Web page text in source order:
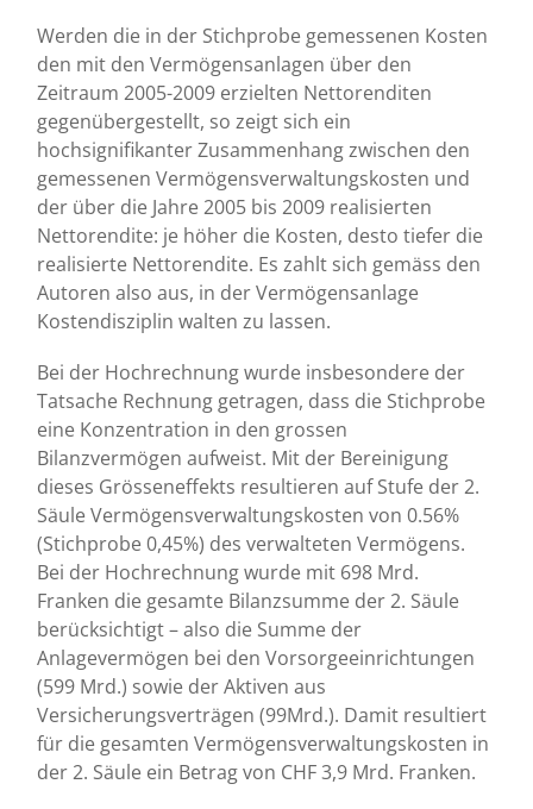
Werden die in der Stichprobe gemessenen Kosten
den mit den Vermögensanlagen über den
Zeitraum 2005-2009 erzielten Nettorenditen
gegenübergestellt, so zeigt sich ein
hochsignifikanter Zusammenhang zwischen den
gemessenen Vermögensverwaltungskosten und
der über die Jahre 2005 bis 2009 realisierten
Nettorendite: je höher die Kosten, desto tiefer die
realisierte Nettorendite. Es zahlt sich gemäss den
Autoren also aus, in der Vermögensanlage
Kostendisziplin walten zu lassen.
Bei der Hochrechnung wurde insbesondere der
Tatsache Rechnung getragen, dass die Stichprobe
eine Konzentration in den grossen
Bilanzvermögen aufweist. Mit der Bereinigung
dieses Grösseneffekts resultieren auf Stufe der 2.
Säule Vermögensverwaltungskosten von 0.56%
(Stichprobe 0,45%) des verwalteten Vermögens.
Bei der Hochrechnung wurde mit 698 Mrd.
Franken die gesamte Bilanzsumme der 2. Säule
berücksichtigt – also die Summe der
Anlagevermögen bei den Vorsorgeeinrichtungen
(599 Mrd.) sowie der Aktiven aus
Versicherungsverträgen (99Mrd.). Damit resultiert
für die gesamten Vermögensverwaltungskosten in
der 2. Säule ein Betrag von CHF 3,9 Mrd. Franken.